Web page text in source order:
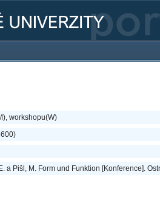
workshopu(W)
a Pišl, M. Form und Funktion [Konference].